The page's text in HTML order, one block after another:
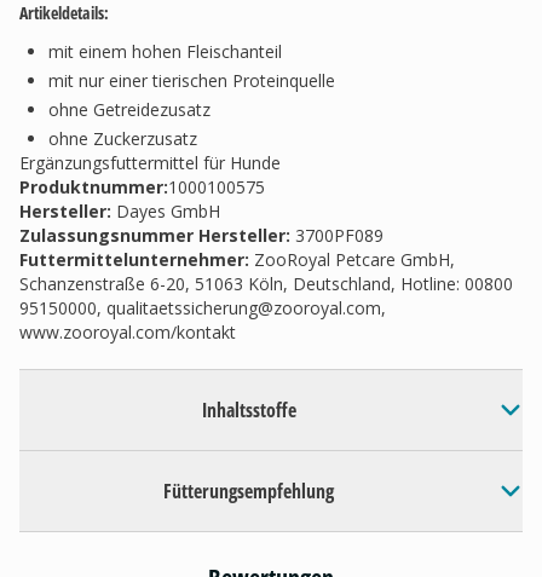
Artikeldetails:
mit einem hohen Fleischanteil
mit nur einer tierischen Proteinquelle
ohne Getreidezusatz
ohne Zuckerzusatz
Ergänzungsfuttermittel für Hunde
Produktnummer:1000100575
Hersteller: Dayes GmbH
Zulassungsnummer Hersteller: 3700PF089
Futtermittelunternehmer: ZooRoyal Petcare GmbH,
Schanzenstraße 6-20, 51063 Köln, Deutschland, Hotline: 00800
95150000, qualitaetssicherung@zooroyal.com,
www.zooroyal.com/kontakt
Inhaltsstoffe
Fütterungsempfehlung